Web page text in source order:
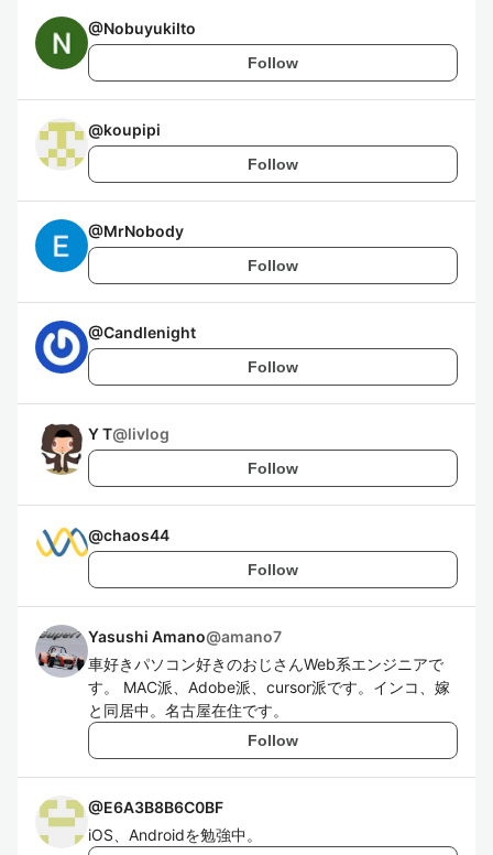
@NobuyukiIto
Follow
@koupipi
Follow
@MrNobody
Follow
@Candlenight
Follow
Y T@livlog
Follow
@chaos44
Follow
Yasushi Amano@amano7
車好きパソコン好きのおじさんWeb系エンジニアで
す。 MAC派、Adobe派、cursor派です。インコ、嫁
と同居中。名古屋在住です。
Follow
@E6A3B8B6C0BF
iOS、Androidを勉強中。